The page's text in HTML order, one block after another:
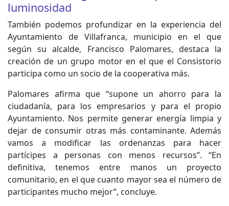
luminosidad
También podemos profundizar en la experiencia del
Ayuntamiento de Villafranca, municipio en el que
según su alcalde, Francisco Palomares, destaca la
creación de un grupo motor en el que el Consistorio
participa como un socio de la cooperativa más.
Palomares afirma que “supone un ahorro para la
ciudadanía, para los empresarios y para el propio
Ayuntamiento. Nos permite generar energía limpia y
dejar de consumir otras más contaminante. Además
vamos a modificar las ordenanzas para hacer
partícipes a personas con menos recursos”. “En
definitiva, tenemos entre manos un proyecto
comunitario, en el que cuanto mayor sea el número de
participantes mucho mejor”, concluye.